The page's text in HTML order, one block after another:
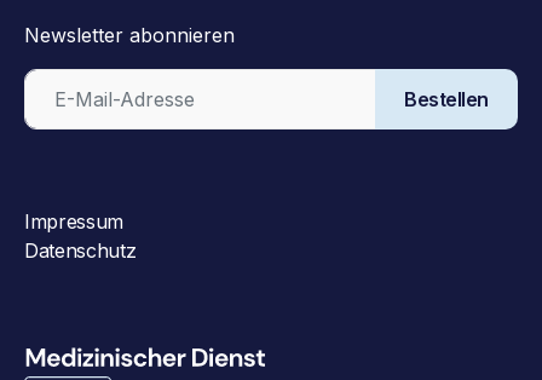
Newsletter abonnieren
Bestellen
Impressum
Datenschutz